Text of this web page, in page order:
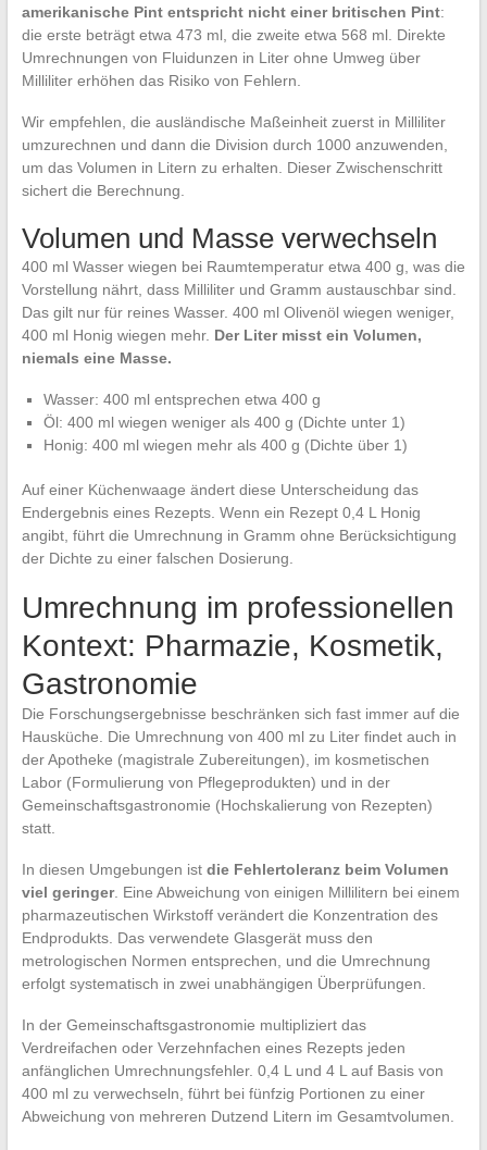
amerikanische Pint entspricht nicht einer britischen Pint:
die erste beträgt etwa 473 ml, die zweite etwa 568 ml. Direkte
Umrechnungen von Fluidunzen in Liter ohne Umweg über
Milliliter erhöhen das Risiko von Fehlern.
Wir empfehlen, die ausländische Maßeinheit zuerst in Milliliter
umzurechnen und dann die Division durch 1000 anzuwenden,
um das Volumen in Litern zu erhalten. Dieser Zwischenschritt
sichert die Berechnung.
Volumen und Masse verwechseln
400 ml Wasser wiegen bei Raumtemperatur etwa 400 g, was die
Vorstellung nährt, dass Milliliter und Gramm austauschbar sind.
Das gilt nur für reines Wasser. 400 ml Olivenöl wiegen weniger,
400 ml Honig wiegen mehr. Der Liter misst ein Volumen,
niemals eine Masse.
Wasser: 400 ml entsprechen etwa 400 g
Öl: 400 ml wiegen weniger als 400 g (Dichte unter 1)
Honig: 400 ml wiegen mehr als 400 g (Dichte über 1)
Auf einer Küchenwaage ändert diese Unterscheidung das
Endergebnis eines Rezepts. Wenn ein Rezept 0,4 L Honig
angibt, führt die Umrechnung in Gramm ohne Berücksichtigung
der Dichte zu einer falschen Dosierung.
Umrechnung im professionellen
Kontext: Pharmazie, Kosmetik,
Gastronomie
Die Forschungsergebnisse beschränken sich fast immer auf die
Hausküche. Die Umrechnung von 400 ml zu Liter findet auch in
der Apotheke (magistrale Zubereitungen), im kosmetischen
Labor (Formulierung von Pflegeprodukten) und in der
Gemeinschaftsgastronomie (Hochskalierung von Rezepten)
statt.
In diesen Umgebungen ist die Fehlertoleranz beim Volumen
viel geringer. Eine Abweichung von einigen Millilitern bei einem
pharmazeutischen Wirkstoff verändert die Konzentration des
Endprodukts. Das verwendete Glasgerät muss den
metrologischen Normen entsprechen, und die Umrechnung
erfolgt systematisch in zwei unabhängigen Überprüfungen.
In der Gemeinschaftsgastronomie multipliziert das
Verdreifachen oder Verzehnfachen eines Rezepts jeden
anfänglichen Umrechnungsfehler. 0,4 L und 4 L auf Basis von
400 ml zu verwechseln, führt bei fünfzig Portionen zu einer
Abweichung von mehreren Dutzend Litern im Gesamtvolumen.